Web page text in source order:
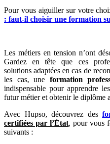
Pour vous aiguiller sur votre
: faut-il choisir une formation
Les métiers en tension n’ont
Gardez en tête que ces
solutions adaptées en cas de
les cas, une formation
indispensable pour apprendre
futur métier et obtenir le diplôme
Avec Hupso, découvrez des
certifiées par l’État, pour vous
suivants :